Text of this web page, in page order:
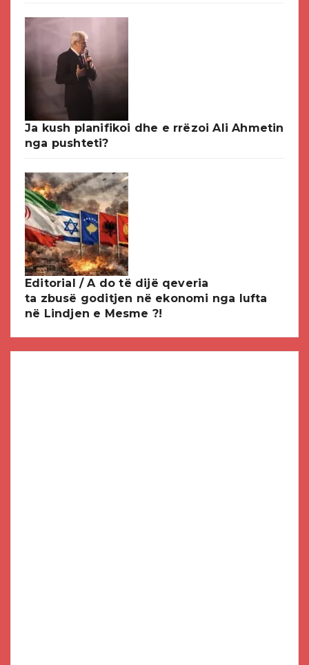
Ja kush planifikoi dhe e rrëzoi Ali Ahmetin
nga pushteti?
Editorial / A do të dijë qeveria
ta zbusë goditjen në ekonomi nga lufta
në Lindjen e Mesme ?!